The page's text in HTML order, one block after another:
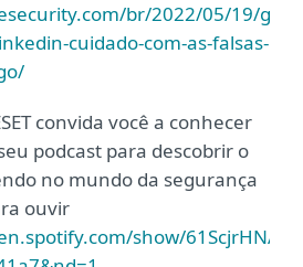
br/2022/05/19/
cuidado-com-as-falsas-
convida você a conhecer
podcast para descobrir o
no mundo da segurança
ouvir
show/